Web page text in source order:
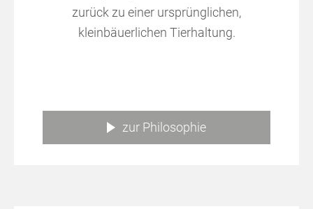
zurück zu einer ursprünglichen,
kleinbäuerlichen Tierhaltung.
zur Philosophie